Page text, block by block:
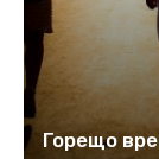
Горещо